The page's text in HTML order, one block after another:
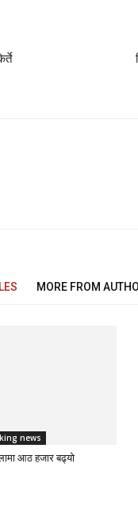
MORE FROM
news
आठ हजार बढ्यो